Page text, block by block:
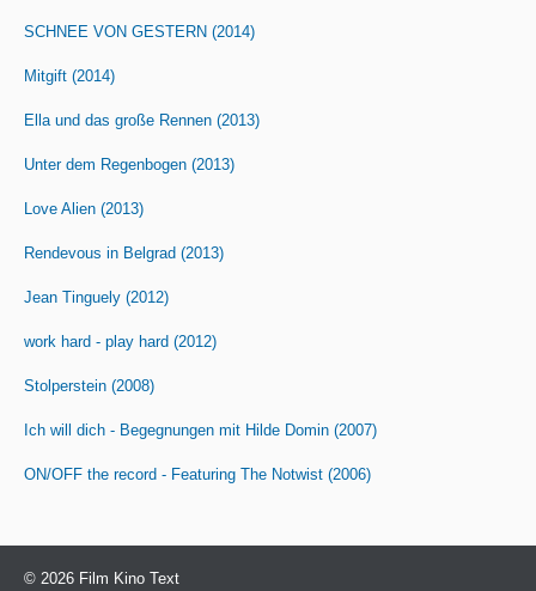
SCHNEE VON GESTERN (2014)
Mitgift (2014)
Ella und das große Rennen (2013)
Unter dem Regenbogen (2013)
Love Alien (2013)
Rendevous in Belgrad (2013)
Jean Tinguely (2012)
work hard - play hard (2012)
Stolperstein (2008)
Ich will dich - Begegnungen mit Hilde Domin (2007)
ON/OFF the record - Featuring The Notwist (2006)
© 2026 Film Kino Text